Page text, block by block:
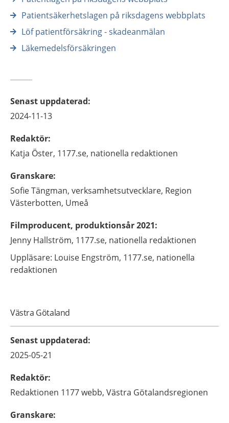
Patientsäkerhetslagen på riksdagens webbplats
Löf patientförsäkring - skadeanmälan
Läkemedelsförsäkringen
Senast uppdaterad:
2024-11-13
Redaktör:
Katja Öster, 1177.se, nationella redaktionen
Granskare:
SofieTängman, verksamhetsutvecklare, Region
Västerbotten, Umeå
Filmproducent, produktionsår 2021:
Jenny Hallström, 1177.se, nationella redaktionen
Uppläsare: Louise Engström, 1177.se, nationella
redaktionen
Västra Götaland
Senast uppdaterad:
2025-05-21
Redaktör:
Redaktionen 1177 webb, Västra Götalandsregionen
Granskare: